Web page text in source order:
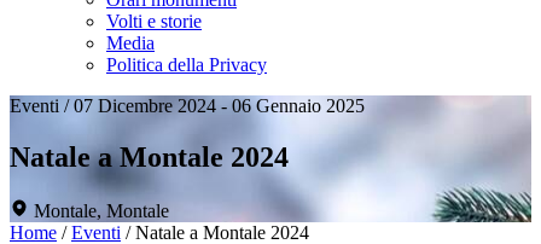
Volti e storie
Media
Politica della Privacy
Eventi / 07 Dicembre 2024 - 06 Gennaio 2025
Natale a Montale 2024
Montale, Montale
Home /Eventi /Natale a Montale 2024